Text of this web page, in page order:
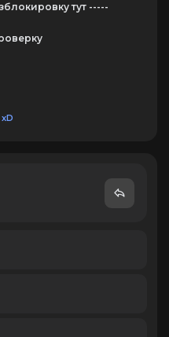
тут -----